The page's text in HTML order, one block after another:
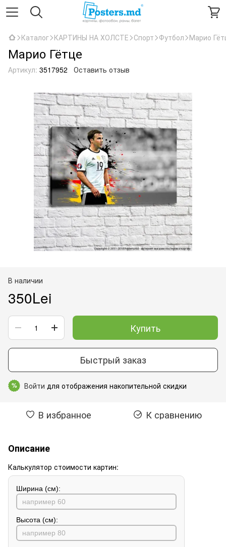
Каталог КАРТИНЫ НА ХОЛСТЕ Спорт Футбол Марио
Марио Гётце
Артикул: 3517952 Оставить отзыв
В наличии
350Lei
Купить
Быстрый заказ
% Войти для отображения накопительной скидки
В избранное К сравнению
Описание
Калькулятор стоимости картин:
Ширина (см):
Высота (см):